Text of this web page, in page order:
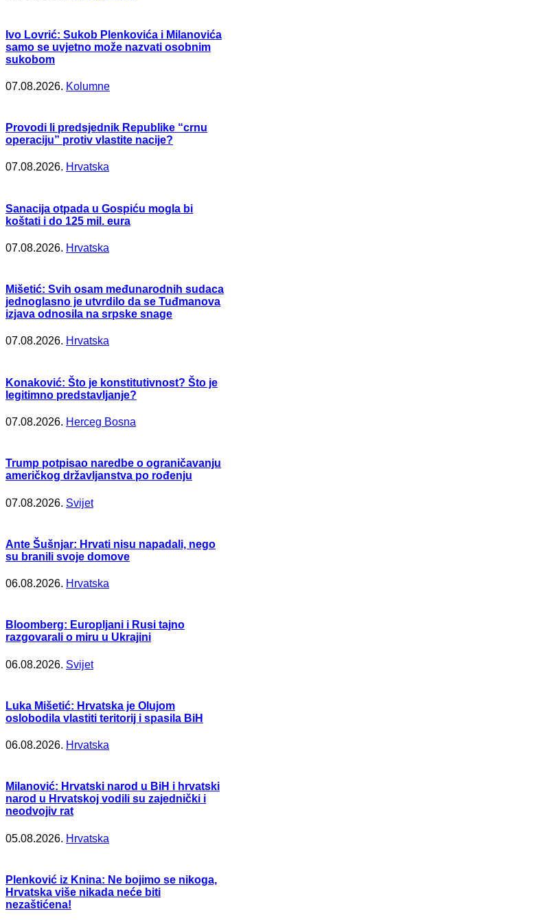
Ivo Lovrić: Sukob Plenkovića i Milanovića
samo se uvjetno može nazvati osobnim
sukobom
07.08.2026. Kolumne
Provodi li predsjednik Republike “crnu
operaciju” protiv vlastite nacije?
07.08.2026. Hrvatska
Sanacija otpada u Gospiću mogla bi
koštati i do 125 mil. eura
07.08.2026. Hrvatska
Mišetić: Svih osam međunarodnih sudaca
jednoglasno je utvrdilo da se Tuđmanova
izjava odnosila na srpske snage
07.08.2026. Hrvatska
Konaković: Što je konstitutivnost? Što je
legitimno predstavljanje?
07.08.2026. Herceg Bosna
Trump potpisao naredbe o ograničavanju
američkog državljanstva po rođenju
07.08.2026. Svijet
Ante Šušnjar: Hrvati nisu napadali, nego
su branili svoje domove
06.08.2026. Hrvatska
Bloomberg: Europljani i Rusi tajno
razgovarali o miru u Ukrajini
06.08.2026. Svijet
Luka Mišetić: Hrvatska je Olujom
oslobodila vlastiti teritorij i spasila BiH
06.08.2026. Hrvatska
Milanović: Hrvatski narod u BiH i hrvatski
narod u Hrvatskoj vodili su zajednički i
neodvojiv rat
05.08.2026. Hrvatska
Plenković iz Knina: Ne bojimo se nikoga,
Hrvatska više nikada neće biti
nezaštićena!